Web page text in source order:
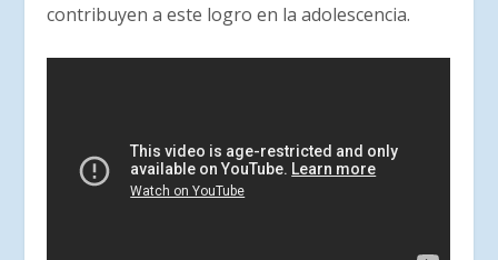
contribuyen a este logro en la adolescencia.